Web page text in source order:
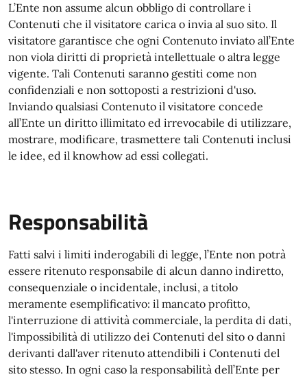
L’Ente non assume alcun obbligo di controllare i
Contenuti che il visitatore carica o invia al suo sito. Il
visitatore garantisce che ogni Contenuto inviato all’Ente
non viola diritti di proprietà intellettuale o altra legge
vigente. Tali Contenuti saranno gestiti come non
confidenziali e non sottoposti a restrizioni d'uso.
Inviando qualsiasi Contenuto il visitatore concede
all’Ente un diritto illimitato ed irrevocabile di utilizzare,
mostrare, modificare, trasmettere tali Contenuti inclusi
le idee, ed il knowhow ad essi collegati.
Responsabilità
Fatti salvi i limiti inderogabili di legge, l’Ente non potrà
essere ritenuto responsabile di alcun danno indiretto,
consequenziale o incidentale, inclusi, a titolo
meramente esemplificativo: il mancato profitto,
l'interruzione di attività commerciale, la perdita di dati,
l'impossibilità di utilizzo dei Contenuti del sito o danni
derivanti dall'aver ritenuto attendibili i Contenuti del
sito stesso. In ogni caso la responsabilità dell’Ente per